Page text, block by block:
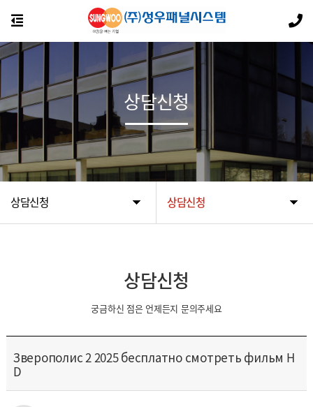
상담신청 상담신청
상담신청
상담신청
궁금하신 점은 언제든지 문의주세요
Зверополис 2 2025 бесплатно смотреть фильм H
D